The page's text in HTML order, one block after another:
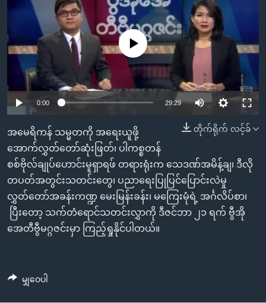
ကျော်
ရန်
ပင်မ
ညွန်း
စာမျက်နှာ
ကျော်
ကြည့်
ရန်
ရှာဖွေ
ရန်
နေရာ
သို့
အမေရိကန်သုံးအီဒီယံ
မကြေးမုံရဲ့ အင်္ဂလိပ်စာ
ရုပ်ရှင်ထဲက အင်္ဂလိပ်စာ
သုတပဒေသာ အင်္ဂလိပ်စာ
အပတ်စဉ်ကဏ္ဍများ
ရေဒီယို
ရေဒီယိုနှင့်ရုပ်သံ အချက်အလက်များ
ရေဒီယို/တီဗွီအစီအစဉ်
Learning English
ဘာသာစကားများ
No media source currently available
0:00 29:29
တိုက်ရိုက် လင့်ခ်
အမေရိကန် သမ္မတကို အရေးယူဖို့
အောက်လွှတ်တော်ဆုံးဖြတ်၊ ပါကစ္စတန်
စစ်ဗိုလ်ချုပ်ဟောင်းမူရှာရဖ် တရားရုံးက သေဒဏ်အမိန့်ချ၊ ဒီလို
တပတ်အတွင်းသတင်းတွေ၊ ပညာရေးပြုပြင်ပြောင်းလဲမှု
လွှတ်တော်အခန်းကဏ္ဍ မေးမြန်းခန်း၊ မကြေးမုံရဲ့ အင်္ဂလိပ်စာ၊
ပြီးတော့ သက်တံရောင်သတင်းလွှာကို ဒီဇင်ဘာ ၂၁ ရက် ဗွီအို
အေတီဗွီမဂ္ဂဇင်းမှာ ကြည့်ရှုနိုင်ပါတယ်။
မျှဝေပါ